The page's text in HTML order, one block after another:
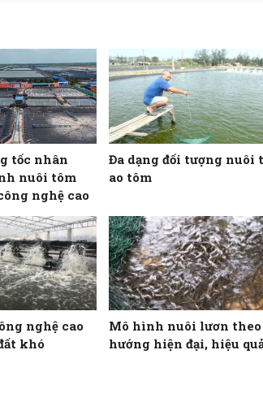
tốc nhân
nuôi tôm
nghệ cao
Đa dạng đối tượng nuôi
ao tôm
nghệ cao
khó
Mô hình nuôi lươn theo
hướng hiện đại, hiệu